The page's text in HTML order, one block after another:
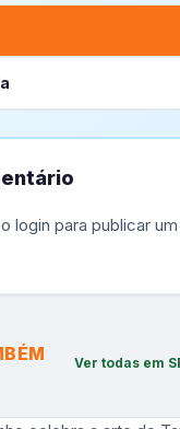
login para publicar
Ver todas em